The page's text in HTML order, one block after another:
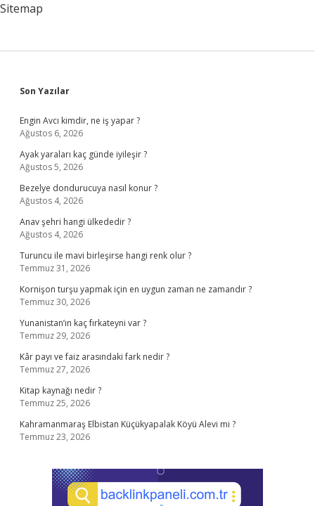
Sitemap
Sidebar
Son Yazılar
Engin Avcı kimdir, ne iş yapar ?
Ağustos 6, 2026
Ayak yaraları kaç günde iyileşir ?
Ağustos 5, 2026
Bezelye dondurucuya nasıl konur ?
Ağustos 4, 2026
Anav şehri hangi ülkededir ?
Ağustos 4, 2026
Turuncu ile mavi birleşirse hangi renk olur ?
Temmuz 31, 2026
Kornişon turşu yapmak için en uygun zaman ne zamandır ?
Temmuz 30, 2026
Yunanistan’ın kaç fırkateyni var ?
Temmuz 29, 2026
Kâr payı ve faiz arasındaki fark nedir ?
Temmuz 27, 2026
Kitap kaynağı nedir ?
Temmuz 25, 2026
Kahramanmaraş Elbistan Küçükyapalak Köyü Alevi mi ?
Temmuz 23, 2026